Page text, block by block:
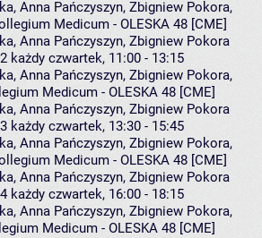
, Anna Pańczyszyn, Zbigniew Pokora,
Medicum - OLESKA 48 [CME]
Anna Pańczyszyn, Zbigniew Pokora
każdy czwartek, 11:00 - 13:15
, Anna Pańczyszyn, Zbigniew Pokora,
Medicum - OLESKA 48 [CME]
Anna Pańczyszyn, Zbigniew Pokora
każdy czwartek, 13:30 - 15:45
, Anna Pańczyszyn, Zbigniew Pokora,
Medicum - OLESKA 48 [CME]
Anna Pańczyszyn, Zbigniew Pokora
każdy czwartek, 16:00 - 18:15
, Anna Pańczyszyn, Zbigniew Pokora,
Medicum - OLESKA 48 [CME]